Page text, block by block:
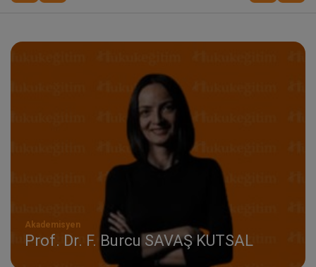
Akademisyen
Prof. Dr. F. Burcu SAVAŞ KUTSAL